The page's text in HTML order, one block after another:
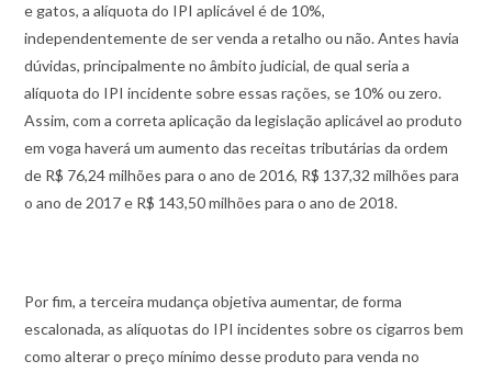
e gatos, a alíquota do IPI aplicável é de 10%,
independentemente de ser venda a retalho ou não. Antes havia
dúvidas, principalmente no âmbito judicial, de qual seria a
alíquota do IPI incidente sobre essas rações, se 10% ou zero.
Assim, com a correta aplicação da legislação aplicável ao produto
em voga haverá um aumento das receitas tributárias da ordem
de R$ 76,24 milhões para o ano de 2016, R$ 137,32 milhões para
o ano de 2017 e R$ 143,50 milhões para o ano de 2018.
Por fim, a terceira mudança objetiva aumentar, de forma
escalonada, as alíquotas do IPI incidentes sobre os cigarros bem
como alterar o preço mínimo desse produto para venda no